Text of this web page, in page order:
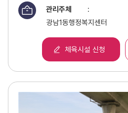
관리주체
:
광남1동행정복지센터
체육시설 신청